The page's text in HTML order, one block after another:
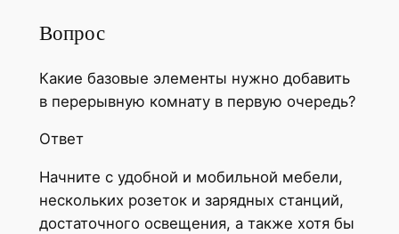
Вопрос
Какие базовые элементы нужно добавить
в перерывную комнату в первую очередь?
Ответ
Начните с удобной и мобильной мебели,
нескольких розеток и зарядных станций,
достаточного освещения, а также хотя бы